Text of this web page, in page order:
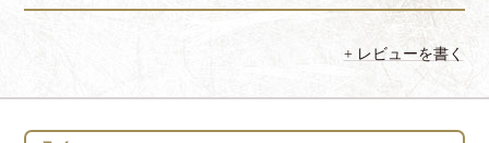
レビューを書く